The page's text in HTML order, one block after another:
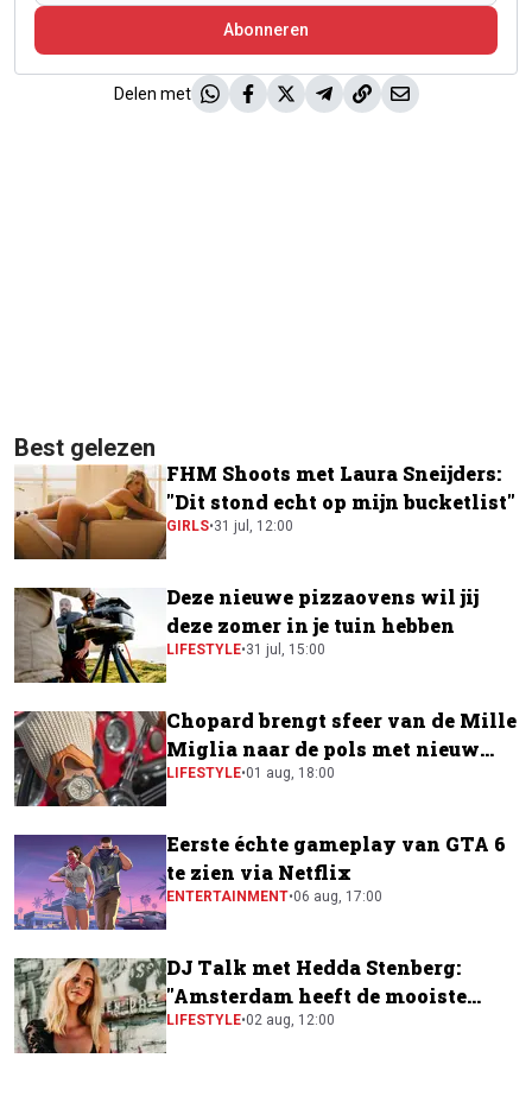
Abonneren
Delen met
Best gelezen
FHM Shoots met Laura Sneijders:
"Dit stond echt op mijn bucketlist"
GIRLS•31 jul, 12:00
Deze nieuwe pizzaovens wil jij
deze zomer in je tuin hebben
LIFESTYLE•31 jul, 15:00
Chopard brengt sfeer van de Mille
Miglia naar de pols met nieuw
horloge
LIFESTYLE•01 aug, 18:00
Eerste échte gameplay van GTA 6
te zien via Netflix
ENTERTAINMENT•06 aug, 17:00
DJ Talk met Hedda Stenberg:
"Amsterdam heeft de mooiste
festivalscene van Europa"
LIFESTYLE•02 aug, 12:00